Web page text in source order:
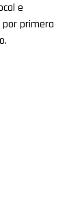
e
primera